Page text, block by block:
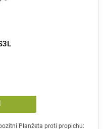
Planžeta proti propichu: